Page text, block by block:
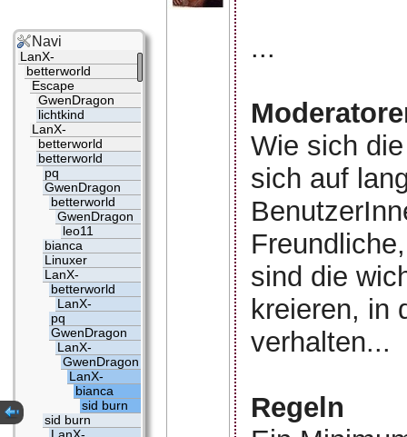
...
Wie sich
sich auf
sind die
kreieren, in
verhalten...
Regeln
Navi
LanX-
betterworld
Escape
GwenDragon
lichtkind
LanX-
betterworld
betterworld
pq
GwenDragon
betterworld
GwenDragon
leo11
bianca
Linuxer
LanX-
betterworld
LanX-
pq
GwenDragon
LanX-
GwenDragon
LanX-
bianca
sid burn
sid burn